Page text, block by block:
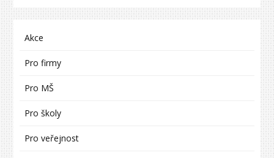
Akce
Pro firmy
Pro MŠ
Pro školy
Pro veřejnost